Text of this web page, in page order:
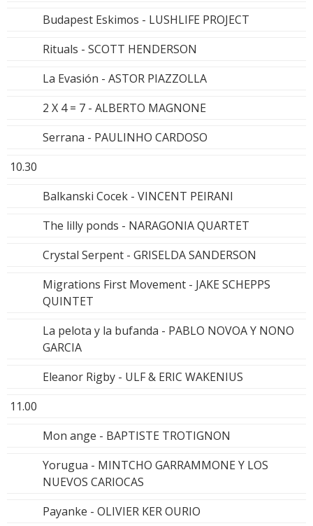
Budapest Eskimos - LUSHLIFE PROJECT
Rituals - SCOTT HENDERSON
La Evasión - ASTOR PIAZZOLLA
2 X 4 = 7 - ALBERTO MAGNONE
Serrana - PAULINHO CARDOSO
10.30
Balkanski Cocek - VINCENT PEIRANI
The lilly ponds - NARAGONIA QUARTET
Crystal Serpent - GRISELDA SANDERSON
Migrations First Movement - JAKE SCHEPPS
QUINTET
La pelota y la bufanda - PABLO NOVOA Y NONO
GARCIA
Eleanor Rigby - ULF & ERIC WAKENIUS
11.00
Mon ange - BAPTISTE TROTIGNON
Yorugua - MINTCHO GARRAMMONE Y LOS
NUEVOS CARIOCAS
Payanke - OLIVIER KER OURIO